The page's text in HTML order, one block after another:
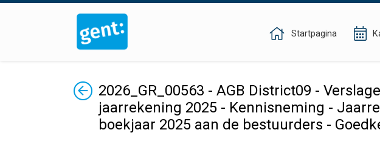
Startpagina
Terug2026_GR_00563 - AGB District09 -
jaarrekening 2025 - Kennisneming -
boekjaar 2025 aan de bestuurders -